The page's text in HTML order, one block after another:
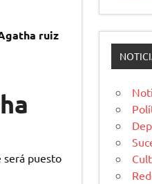
ruiz
puesto